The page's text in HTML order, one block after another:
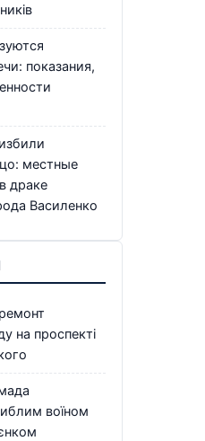
показания,
местные
драке
Василенко
на проспекті
воїном